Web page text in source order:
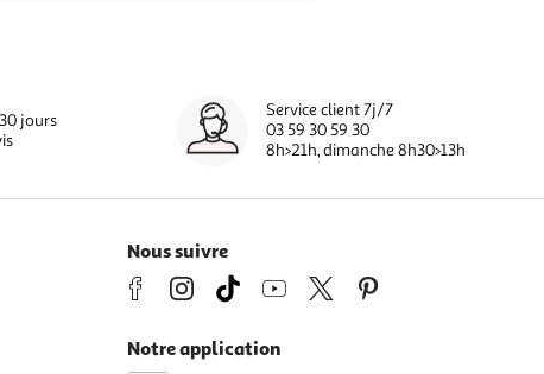
jours
Service client 7j/7
03 59 30 59 30
8h>21h, dimanche 8h30>13h
Nous suivre
Notre application